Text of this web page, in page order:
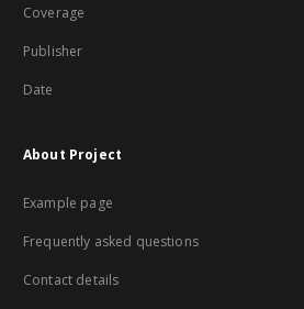
Coverage
Publisher
Date
About Project
Example page
Frequently asked questions
Contact details